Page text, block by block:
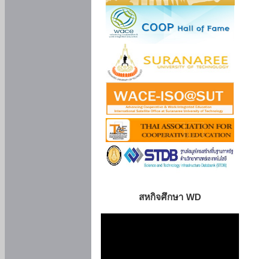
สหกิจศึกษา WD